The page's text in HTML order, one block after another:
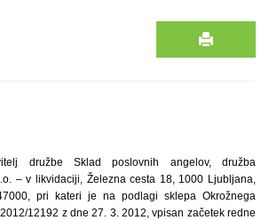
družbe Sklad poslovnih angelov, družba
– v likvidaciji, Železna cesta 18, 1000 Ljubljana,
pri kateri je na podlagi sklepa Okrožnega
12192 z dne 27. 3. 2012, vpisan začetek redne